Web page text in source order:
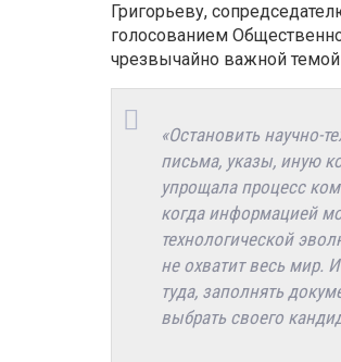
Григорьеву,
голосованием
чрезвычайно важной
«Остановить научно-
письма, указы, иную
упрощала процесс
когда информацией
технологической
не охватит весь мир.
туда, заполнять
выбрать своего